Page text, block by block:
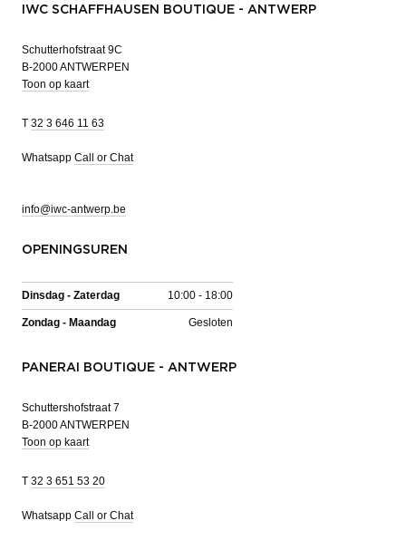
IWC SCHAFFHAUSEN BOUTIQUE - ANTWERP
Schutterhofstraat 9C
B-2000 ANTWERPEN
Toon op kaart
T 32 3 646 11 63
Whatsapp Call or Chat
info@iwc-antwerp.be
OPENINGSUREN
Dinsdag - Zaterdag 10:00 - 18:00
Zondag - Maandag Gesloten
PANERAI BOUTIQUE - ANTWERP
Schuttershofstraat 7
B-2000 ANTWERPEN
Toon op kaart
T 32 3 651 53 20
Whatsapp Call or Chat